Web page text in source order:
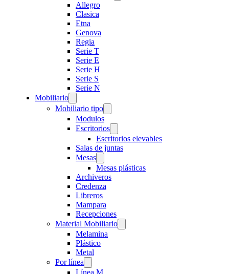
Allegro
Clasica
Etna
Genova
Regia
Serie T
Serie E
Serie H
Serie S
Serie N
Mobiliario
Mobiliario tipo
Modulos
Escritorios
Escritorios elevables
Salas de juntas
Mesas
Mesas plásticas
Archiveros
Credenza
Libreros
Mampara
Recepciones
Material Mobiliario
Melamina
Plástico
Metal
Por línea
Línea M